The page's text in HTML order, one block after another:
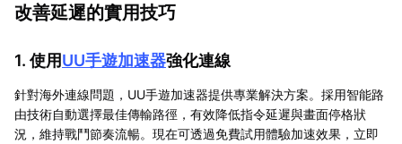
改善延遲的實用技巧
1. 使用UU手遊加速器強化連線
針對海外連線問題，UU手遊加速器提供專業解決方案。採用智能路
由技術自動選擇最佳傳輸路徑，有效降低指令延遲與畫面停格狀
況，維持戰鬥節奏流暢。現在可透過免費試用體驗加速效果，立即